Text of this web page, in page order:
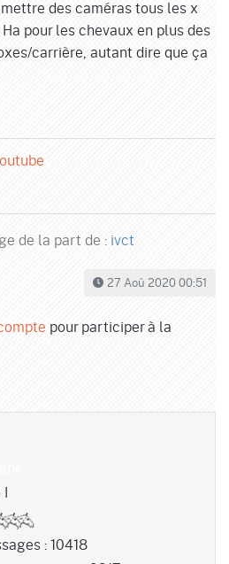
des caméras tous les x
pour les chevaux en plus des
carrière, autant dire que ça
de la part de : ivct
27 Aoû 2020 00:51
pour participer à la
I
: 10418